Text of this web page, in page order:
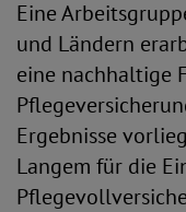
Eine
und Ländern
eine nachhaltige
Ergebnisse
Langem für die